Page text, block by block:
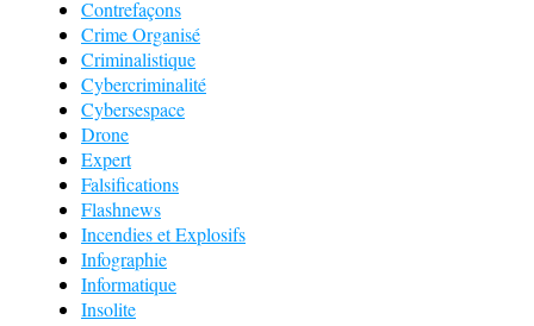
Contrefaçons
Crime Organisé
Criminalistique
Cybercriminalité
Cybersespace
Drone
Expert
Falsifications
Flashnews
Incendies et Explosifs
Infographie
Informatique
Insolite